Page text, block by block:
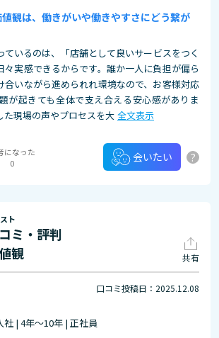
観は、働きがいや働きやすさにどう繋が
ているのは、「店舗として良いサービスをつく
々実感できるからです。誰か一人に負担が偏ら
合いながら進められれ環境なので、お客様対応
が起きても全体で支え合える安心感がありま
た現場の声やプロセスを大 全文表示
になった
0
会いたい ?
ト
ミ・評判
観
共有
口コミ投稿日：2025.12.08
| 4年～10年 | 正社員